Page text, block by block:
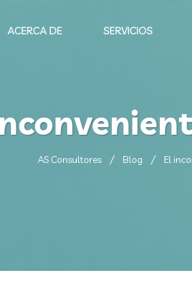
ACERCA DE SERVICIOS
AS Consultores Blog El